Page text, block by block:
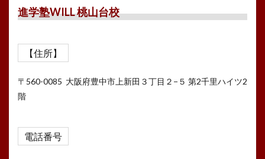
進学塾WILL 桃山台校
【住所】
〒560-0085 大阪府豊中市上新田３丁目２−５ 第2千里ハイツ2
階
電話番号